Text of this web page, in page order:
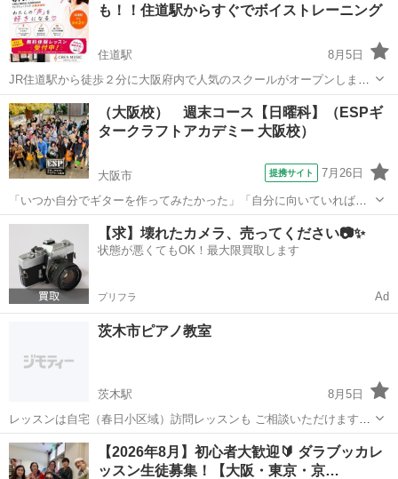
専門的な分野までそれぞれの...も！！住道駅からすぐでボイストレーニング
住道駅
8月5日
JR住道駅から徒歩２分に大阪府内で人気のスクールがオープンしまし
た！ 大阪府内で人気のボイストレーニングスクールのレッスンが大東
市ででも受講できる！ 今ならボイストレーニング体験レッスン30分が
無料♪ 大東市には今...
大阪 大東市 住道駅 ボーカル レッスン
（大阪校） 週末コース【日曜科】（ESPギ
タークラフトアカデミー 大阪校）
大阪市 提携サイト 7月26日
「いつか自分でギターを作ってみたかった」「自分に向いていれば楽
器業界への転職も考えてみたい」そんな社会人・学生の皆様に朗報で
す。 従来からお仕事をされてる社会人の方が多く通われている「土曜
科」に加えて、隔週日曜に通える『日曜...
大阪 大阪市 ギター
【求】壊れたカメラ、売ってください📷✨
状態が悪くてもOK！最大限買取します
プリフラ Ad
茨木市ピアノ教室
茨木駅
8月5日
レッスンは自宅（春日小区域）訪問レッスンも ご相談いただけます。
子供から大人まで可能。 現在、空きあります。 幼稚園は、月4500円
から 小学生は、月5500円から 単発は、一回3500円から
大阪 茨木市 茨木駅 ピアノ 単発
【2026年8月】初心者大歓迎🔰 ダラブッカレ
ッスン生徒募集！【大阪・東京・京…